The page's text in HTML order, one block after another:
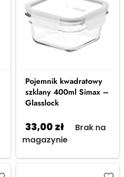
Pojemnik kwadratowy
szklany 400ml Simax –
Glasslock
33,00 zł
Brak na
magazynie